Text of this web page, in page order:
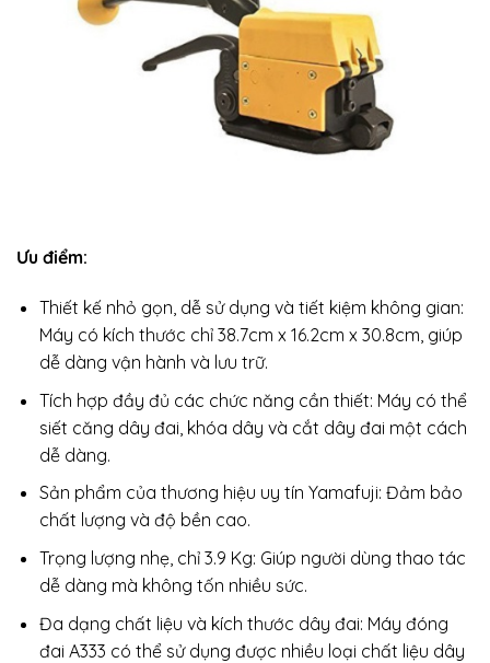
Ưu điểm:
Thiết kế nhỏ gọn, dễ sử dụng và tiết kiệm không gian:
Máy có kích thước chỉ 38.7cm x 16.2cm x 30.8cm, giúp
dễ dàng vận hành và lưu trữ.
Tích hợp đầy đủ các chức năng cần thiết: Máy có thể
siết căng dây đai, khóa dây và cắt dây đai một cách
dễ dàng.
Sản phẩm của thương hiệu uy tín Yamafuji: Đảm bảo
chất lượng và độ bền cao.
Trọng lượng nhẹ, chỉ 3.9 Kg: Giúp người dùng thao tác
dễ dàng mà không tốn nhiều sức.
Đa dạng chất liệu và kích thước dây đai: Máy đóng
đai A333 có thể sử dụng được nhiều loại chất liệu dây